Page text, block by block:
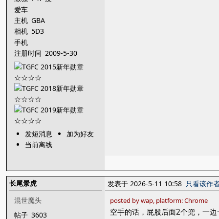
爱车
主机 GBA
相机 5D3
手机
注册时间 2009-5-30
发短消息
加为好友
当前离线
长尾景虎
混世魔头
帖子 3603
发表于 2026-5-11 10:58 只看该作
posted by wap, platform: Chrome
空手的话，屁股后面2个兜，一